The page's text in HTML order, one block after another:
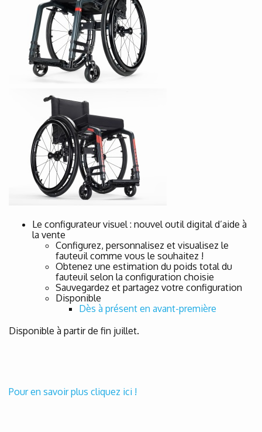
Le configurateur visuel : nouvel outil digital d’aide à
la vente
Configurez, personnalisez et visualisez le
fauteuil comme vous le souhaitez !
Obtenez une estimation du poids total du
fauteuil selon la configuration choisie
Sauvegardez et partagez votre configuration
Disponible
Dès à présent en avant-première
Disponible à partir de fin juillet.
Pour en savoir plus cliquez ici !